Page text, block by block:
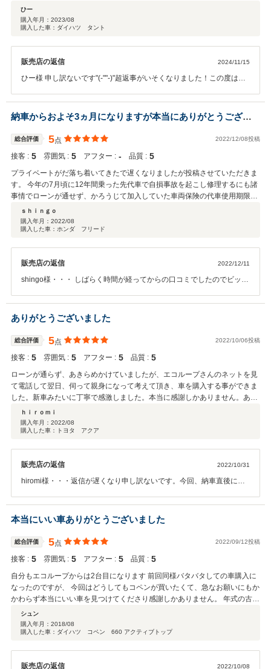
ひー
購入年月： 2023/08
購入した車：ダイハツ タント
販売店の返信 2024/11/15
ひー様 申し訳ないです"(-""-)"超返事がいそくなりました！この度は本
納車からおよそ3ヵ月になりますが本当にありがとうござい
総合評価 5点 2022/12/08投稿
接客 : 5 雰囲気 : 5 アフター : ‐ 品質 : 5
プライベートがだ落ち着いてきたで遅くなりましたが投稿させていただきま
す。 今年の7月頃に12年間乗った先代車で自損事故を起こし修理するにも諸
事情でローンが通せず、かろうじて加入していた車両保険の代車使用期限も
迫っている中、通勤で必ず必要な車の確保に悩んでいた時、ネットで見つけ
たエコループさんに一途の望みをかけて相談をした結果、親身に話を聞いて
下さり通常のローンでは通らない私でも、エコループさん独自のローンを通
しかかりましたが、納車後3ヵ月問題なく通勤にドライブに活躍しておりま
す。今回の出会いを大切にエコループさんとは長く付き合っていきたいと思
ｓｈｉｎｇｏ
購入年月： 2022/08
購入した車：ホンダ フリード
販売店の返信 2022/12/11
shingo様・・・ しばらく時間が経ってからの口コミでしたのでビック
て書いて頂いているので当社にとっては特別な存在に値します。車の
ことで何かあれば特別価格で対応いたします。もちろん車以外の事で
も何でも相談に乗らせて頂きますのでいつでも連絡くださいませ。
singo様のお車のよく故障するであろう部品は新品に交換しております
ので安心ではありますが車は機械物ですのでいつ何があるか分かりま
せんが、その際は遠慮なくご相談くださいね。こちらこそ、今後とも
お付き合いの程、よろしくお願い致します。
ありがとうございました
総合評価 5点 2022/10/06投稿
接客 : 5 雰囲気 : 5 アフター : 5 品質 : 5
ローンが通らず、あきらめかけていましたが、エコループさんのネットを見
て電話して翌日、伺って親身になって考えて頂き、車を購入する事ができま
した。新車みたいに丁寧で感激しました。本当に感謝しかありません。あり
がとうございました。今後も、よろしくお願い致します。
ｈｉｒｏｍｉ
購入年月： 2022/08
購入した車：トヨタ アクア
販売店の返信 2022/10/31
hiromi様・・・返信が遅くなり申し訳ないです。今回、納車直後にハ
けしました。hiromi様は凄く常識のある方でして全てお任せ状態でし
たので、補償対象外ではありましたがリビルト（新品同様）のハイブ
リッドバッテリーに無償で交換させていただきました。ディーラー様
とかでしたら20万円近い内容ではありますがエコループはお客様から
お任せされて尚且つ常識あるお客様には原価も保証書も無視してでも
トコトン対応したいと思っております。また何か不具合がありました
らトコトン対応していきますので今後ともお付き合いの程、よろしく
お願いいたします。
本当にいい車ありがとうございました
総合評価 5点 2022/09/12投稿
接客 : 5 雰囲気 : 5 アフター : 5 品質 : 5
自分もエコループからは2台目になります 前回同様バタバタしての車購入に
なったのですが、 今回はどうしてもコペンが買いたくて、急なお願いにもか
かわらず本当にいい車を見つけてくださり感謝しかありません。 年式の古い
車なのにほんとにピカピカに仕上げてあり車に対する愛情が感じられて感動
しています 社長さんやスタッフさんに負けないように、この車に愛を注いで
いきたいと思います。 本当にありがとうございました。
シュン
購入年月： 2018/08
購入した車：ダイハツ コペン 660 アクティブトップ
販売店の返信 2022/10/08